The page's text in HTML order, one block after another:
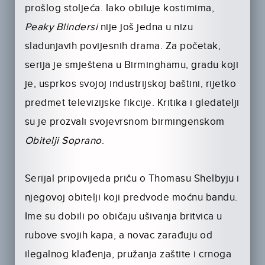
prošlog stoljeća. Iako obiluje kostimima,
Peaky Blindersinije još jedna u nizu
sladunjavih povijesnih drama. Za početak,
serija je smještena u Birminghamu, gradu koji
je, usprkos svojoj industrijskoj baštini, rijetko
predmet televizijske fikcije. Kritika i gledatelji
su je prozvali svojevrsnom birmingenskom
Obitelji Soprano.
Serijal pripovijeda priču o Thomasu Shelbyju i
njegovoj obitelji koji predvode moćnu bandu.
Ime su dobili po običaju ušivanja britvica u
rubove svojih kapa, a novac zarađuju od
ilegalnog klađenja, pružanja zaštite i crnoga